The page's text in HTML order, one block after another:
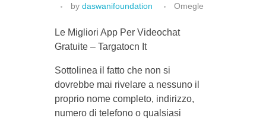
by daswanifoundation Omegle
Le Migliori App Per Videochat
Gratuite – Targatocn It
Sottolinea il fatto che non si
dovrebbe mai rivelare a nessuno il
proprio nome completo, indirizzo,
numero di telefono o qualsiasi